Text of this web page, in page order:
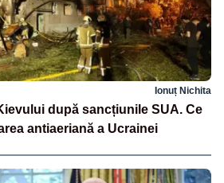
Ionuț Nichita
după sancțiunile SUA. Ce
antiaeriană a Ucrainei